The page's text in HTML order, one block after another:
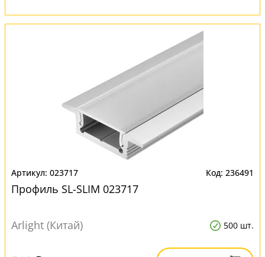
023717 236491
Профиль SL-SLIM 023717
Arlight (Китай) 500 шт.